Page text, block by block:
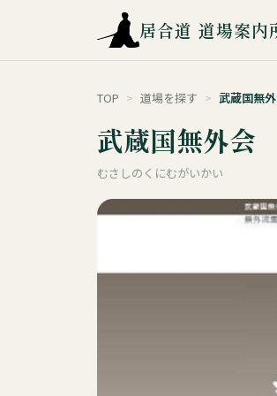
居合道 道場案内
TOP > 道場を探す > 武蔵国無
武蔵国無外会
むさしのくにむがいかい